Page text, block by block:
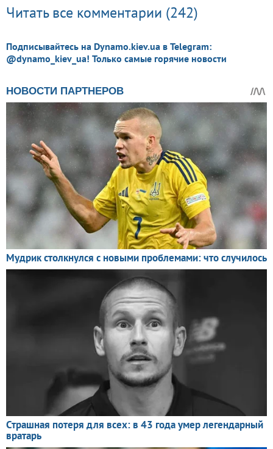
Читать все комментарии (242)
Подписывайтесь на Dynamo.kiev.ua в Telegram:
@dynamo_kiev_ua! Только самые горячие новости